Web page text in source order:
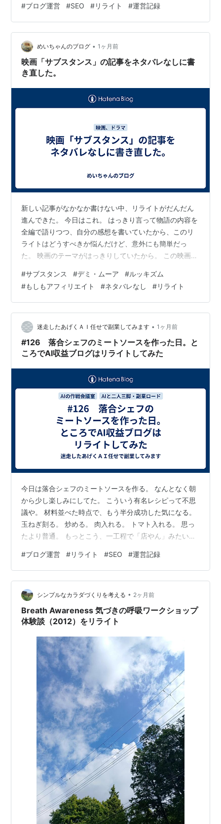
く。 変える。 保存。 確認。 また変える。 なんか畑耕し
てるというより、芽出たか毎時間掘り返してる人みたい
になってた。 これはあかんと思ってAIに聞いた。 「リラ
イトって何に気をつけたらええ？」 返事は意外と慎重や
った。 — ① 一回で全部直さない タイトル。 導入。
CTA。…
#ブログ運営 #SEO #リライト #運営記録
めいちゃんのブログ • 1ヶ月前
映画「サブスタンス」の記事をネタバレなしに書
き直した。
新しい記事がなかなか書けない中、リライトがだんだん
進んできた。 今日はこれ。 はっきり言って物語の内容を
全編で語りつつ、自分の感想を書いていたから、このリ
ライトはどうすべきか悩んだけど、意外にも簡単だっ
た。 映画のテーマがはっきりしていたから。 この映画だ
末路。これを考えていたら、ふと、自己啓発でよく言わ
れる「自分への投資」という言葉を思い出した。未来の
自分のために投資しているつもりが、実は今の自分をす
り減らす「間違った投資」をしてしまっていることが多
いのかもしれない……なんて。 ということで、ストーリ
ーを絶対に明かしていないか、と言われるとそ…
#サブスタンス #デミ・ムーア #ルッキズム
#もしもアフィリエイト #ネタバレなし #リライト
迷走したあげくＡＩ任せで副業してみます • 1ヶ月前
#126 落合シェフのミートソースを作った日。と
ころでAI収益ブログはリライトしてみた
今日は落合シェフのミートソースを作る。 なんとなく朝
から少し楽しみにしてた。 こういう有名レシピって不思
議や。 材料並べた時点で、もう半分成功した気になる。
玉ねぎ刻る。 炒める。 肉入れる。 トマト入れる。 思っ
たより普通。 もっとこう、一工程で「店やん」みたいな
見する。 まだ普通。 レシピ見返す。 間違ってない。 も
う少し煮る。 また味見。 ……うまくなってる。 結局最後
までいったら、ちゃんと美味しかった。 食べながら思っ
た。 料理番組って完成品しか映らん。 煮込んでる20分は
ほぼ飛ぶ。 — 晩ごはん終わって、なんとなくAI収益ブロ
グ開…
#ブログ運営 #リライト #SEO #運営記録
シンプルなカラダづくりを考える • 2ヶ月前
Breath Awareness 気づきの呼吸ワークショップ
体験談（2012）をリライト